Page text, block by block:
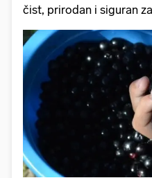
čist, prirodan i siguran